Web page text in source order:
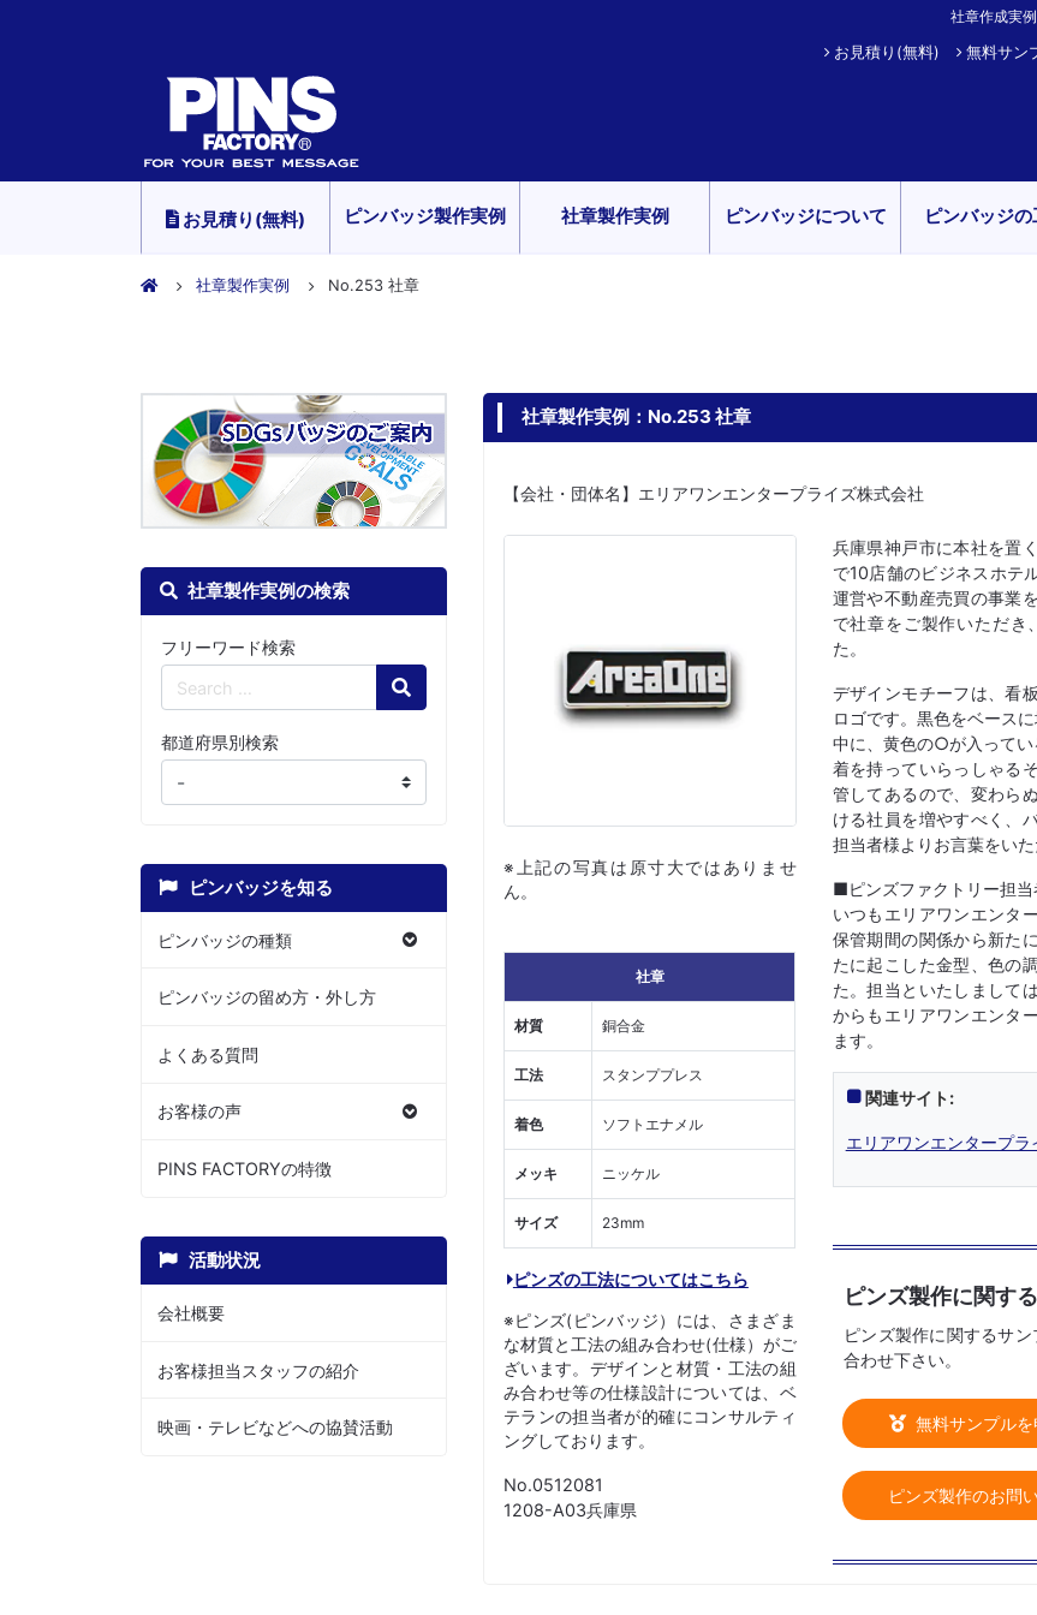
社章作成実
お見積り(無料) 無料サン
お見積り(無料) ピンバッジ製作実例 社章製作実例 ピンバッジについて ピンバッジ
社章製作実例 No.253 社章
社章製作実例の検索
フリーワード検索
Search
都道府県別検索
ピンバッジを知る
ピンバッジの種類
ピンバッジの留め方・外し方
よくある質問
お客様の声
PINS FACTORYの特徴
活動状況
会社概要
お客様担当スタッフの紹介
映画・テレビなどへの協賛活動
社章製作実例：No.253 社章
【会社・団体名】エリアワンエンタープライズ株式会社
※上記の写真は原寸大ではありませ
ん。
社章
材質 銅合金
工法 スタンププレス
着色 ソフトエナメル
メッキ ニッケル
サイズ 23mm
ピンズの工法についてはこちら
※ピンズ(ピンバッジ）には、さまざま
な材質と工法の組み合わせ(仕様）がご
ざいます。デザインと材質・工法の組
み合わせ等の仕様設計については、ベ
テランの担当者が的確にコンサルティ
ングしております。
No.0512081
1208-A03兵庫県
兵庫県神戸市に本社を置
で10店舗のビジネスホテ
運営や不動産売買の事業
で社章をご製作いただき
た。
デザインモチーフは、看
ロゴです。黒色をベース
中に、黄色の○が入ってい
着を持っていらっしゃる
管してあるので、変わら
ける社員を増やすべく、
担当者様よりお言葉をいた
■ピンズファクトリー担
いつもエリアワンエンタ
保管期間の関係から新た
たに起こした金型、色の
た。担当といたしまして
からもエリアワンエンタ
ます。
関連サイト:
エリアワンエンタープ
ピンズ製作に関す
ピンズ製作に関するサ
合わせ下さい。
無料サンプル
ピンズ製作のお問